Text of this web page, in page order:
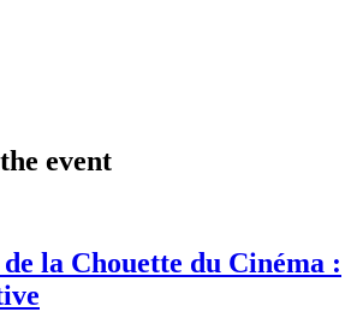
event
de la Chouette du Cinéma :